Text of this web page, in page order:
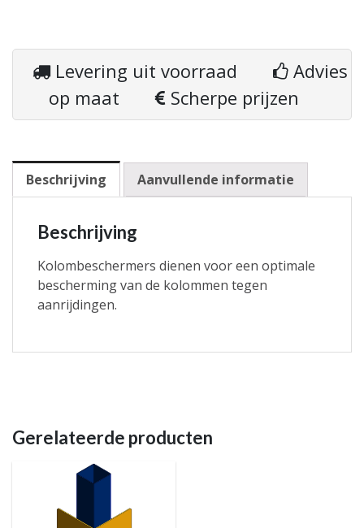
Levering uit voorraad
Advies
op maat
Scherpe prijzen
Beschrijving Aanvullende informatie
Beschrijving
Kolombeschermers dienen voor een optimale
bescherming van de kolommen tegen
aanrijdingen.
Gerelateerde producten